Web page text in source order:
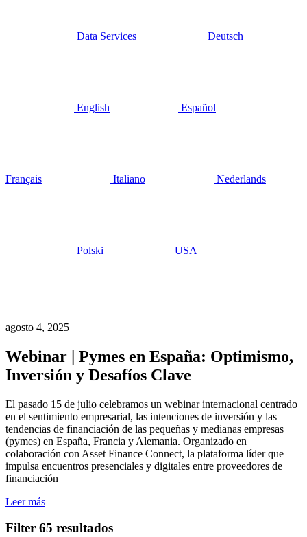
Data Services Deutsch
English Español
Français Italiano Nederlands
Polski USA
agosto 4, 2025
Webinar | Pymes en España: Optimismo,
Inversión y Desafíos Clave
El pasado 15 de julio celebramos un webinar internacional centrado
en el sentimiento empresarial, las intenciones de inversión y las
tendencias de financiación de las pequeñas y medianas empresas
(pymes) en España, Francia y Alemania. Organizado en
colaboración con Asset Finance Connect, la plataforma líder que
impulsa encuentros presenciales y digitales entre proveedores de
financiación
Leer más
Filter 65 resultados